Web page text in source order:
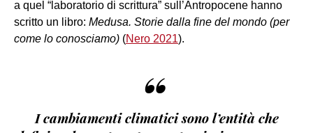
a quel “laboratorio di scrittura” sull’Antropocene hanno
scritto un libro: Medusa. Storie dalla fine del mondo (per
come lo conosciamo) (Nero 2021).
“
I cambiamenti climatici sono l’entità che